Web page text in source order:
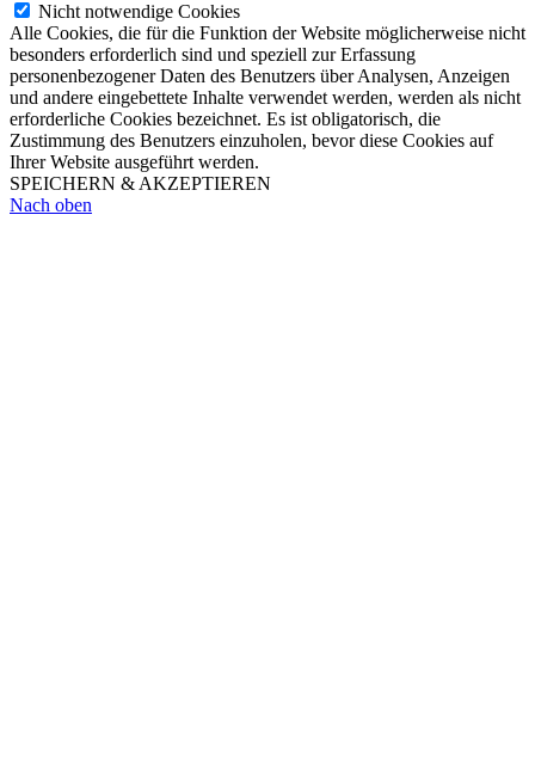
Nicht notwendige Cookies
Alle Cookies, die für die Funktion der Website möglicherweise nicht
besonders erforderlich sind und speziell zur Erfassung
personenbezogener Daten des Benutzers über Analysen, Anzeigen
und andere eingebettete Inhalte verwendet werden, werden als nicht
erforderliche Cookies bezeichnet. Es ist obligatorisch, die
Zustimmung des Benutzers einzuholen, bevor diese Cookies auf
Ihrer Website ausgeführt werden.
SPEICHERN & AKZEPTIEREN
Nach oben